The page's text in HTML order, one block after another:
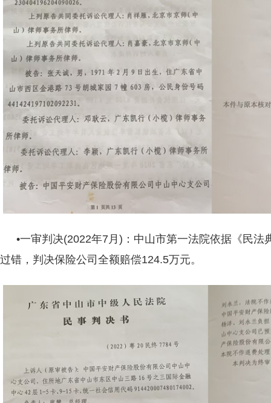
•一审判决(2022年7月)：中山市第一法院依据《民法
过错，判决保险公司全额赔偿124.5万元。